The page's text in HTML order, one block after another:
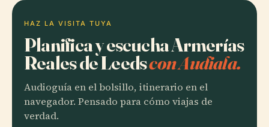
HAZ LA VISITA TUYA
Planifica y escucha Armerías
Reales de Leedscon Audiala.
Audioguía en el bolsillo, itinerario en el
navegador. Pensado para cómo viajas de
verdad.